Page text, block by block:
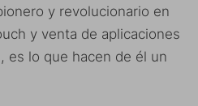
y revolucionario en
y venta de aplicaciones
es lo que hacen de él un